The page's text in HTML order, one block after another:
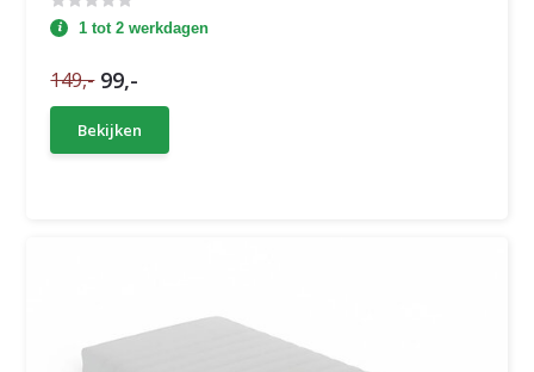
1 tot 2 werkdagen
149,- 99,-
Bekijken